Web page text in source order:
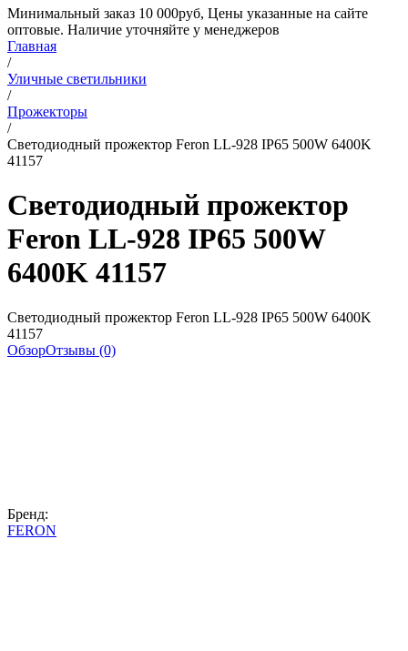
Минимальный заказ 10 000руб, Цены указанные на сайте
оптовые. Наличие уточняйте у менеджеров
Главная
/
Уличные светильники
/
Прожекторы
/
Светодиодный прожектор Feron LL-928 IP65 500W 6400K
41157
Светодиодный прожектор
Feron LL-928 IP65 500W
6400K 41157
Светодиодный прожектор Feron LL-928 IP65 500W 6400K
41157
ОбзорОтзывы (0)
Бренд:
FERON